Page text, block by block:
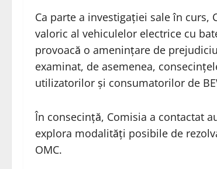
Ca parte a investigației sale în curs,
valoric al vehiculelor electrice cu
provoacă o amenințare de
examinat, de asemenea,
utilizatorilor și consumatorilor de
În consecință, Comisia a contactat
explora modalități posibile de
OMC.